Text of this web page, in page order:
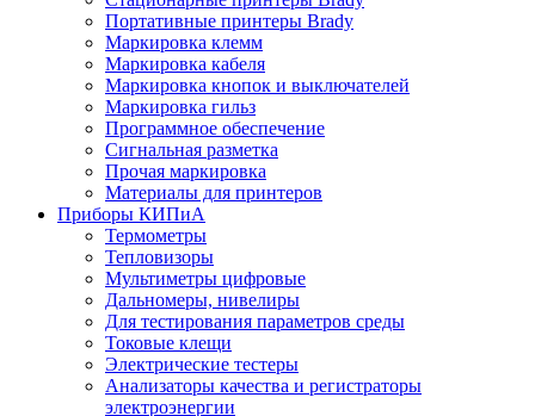
Портативные принтеры Brady
Маркировка клемм
Маркировка кабеля
Маркировка кнопок и выключателей
Маркировка гильз
Программное обеспечение
Сигнальная разметка
Прочая маркировка
Материалы для принтеров
Приборы КИПиА
Термометры
Тепловизоры
Мультиметры цифровые
Дальномеры, нивелиры
Для тестирования параметров среды
Токовые клещи
Электрические тестеры
Анализаторы качества и регистраторы
электроэнергии